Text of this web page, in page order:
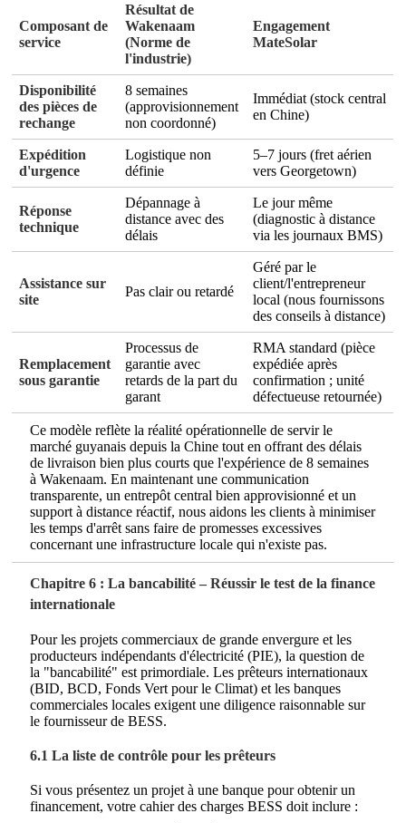
Composant de
service
Résultat de
Wakenaam
(Norme de
l'industrie)
Engagement
MateSolar
Disponibilité
des pièces de
rechange
8 semaines
(approvisionnement
non coordonné)
Immédiat (stock central
en Chine)
Expédition
d'urgence
Logistique non
définie
5–7 jours (fret aérien
vers Georgetown)
Réponse
technique
Dépannage à
distance avec des
délais
Le jour même
(diagnostic à distance
via les journaux BMS)
Assistance sur
site
Pas clair ou retardé
Géré par le
client/l'entrepreneur
local (nous fournissons
des conseils à distance)
Remplacement
sous garantie
Processus de
garantie avec
retards de la part du
garant
RMA standard (pièce
expédiée après
confirmation ; unité
défectueuse retournée)
Ce modèle reflète la réalité opérationnelle de servir le
marché guyanais depuis la Chine tout en offrant des délais
de livraison bien plus courts que l'expérience de 8 semaines
à Wakenaam. En maintenant une communication
transparente, un entrepôt central bien approvisionné et un
support à distance réactif, nous aidons les clients à minimiser
les temps d'arrêt sans faire de promesses excessives
concernant une infrastructure locale qui n'existe pas.
Chapitre 6 : La bancabilité – Réussir le test de la finance
internationale
Pour les projets commerciaux de grande envergure et les
producteurs indépendants d'électricité (PIE), la question de
la "bancabilité" est primordiale. Les prêteurs internationaux
(BID, BCD, Fonds Vert pour le Climat) et les banques
commerciales locales exigent une diligence raisonnable sur
le fournisseur de BESS.
6.1 La liste de contrôle pour les prêteurs
Si vous présentez un projet à une banque pour obtenir un
financement, votre cahier des charges BESS doit inclure :